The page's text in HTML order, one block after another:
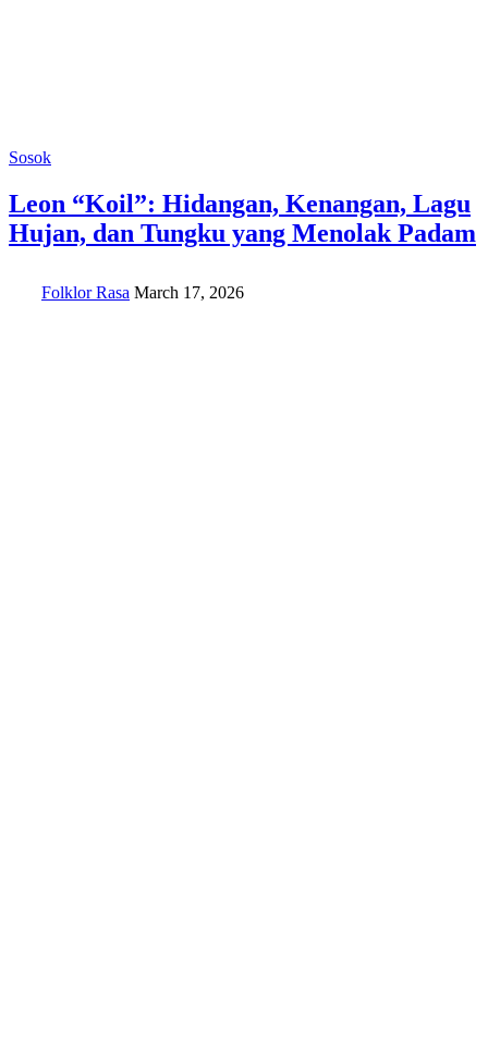
Sosok
Leon “Koil”: Hidangan, Kenangan, Lagu
Hujan, dan Tungku yang Menolak Padam
Folklor Rasa March 17, 2026